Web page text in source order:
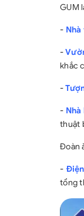
GUM
-
-
khắc
-
-
thuật
Đoàn
-
tổng